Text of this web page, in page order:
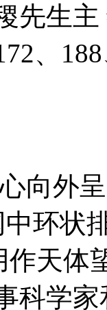
先生
、
向外
环状
作天
科学